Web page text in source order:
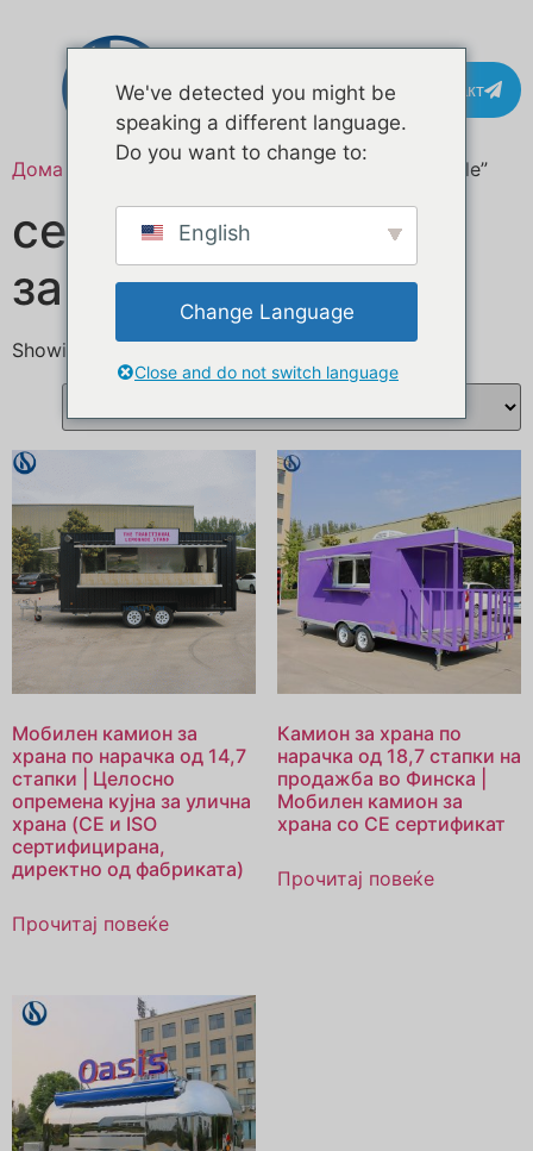
Контакт
Дома / Означени продукти “catering truck for sale”
се продава камион
за угостителство
Showing all 3 results
Мобилен камион за
храна по нарачка од 14,7
стапки | Целосно
опремена кујна за улична
храна (CE и ISO
сертифицирана,
директно од фабриката)
Прочитај повеќе
Камион за храна по
нарачка од 18,7 стапки на
продажба во Финска |
Мобилен камион за
храна со CE сертификат
Прочитај повеќе
We've detected you might be
speaking a different language.
Do you want to change to:
English
Change Language
Close and do not switch language